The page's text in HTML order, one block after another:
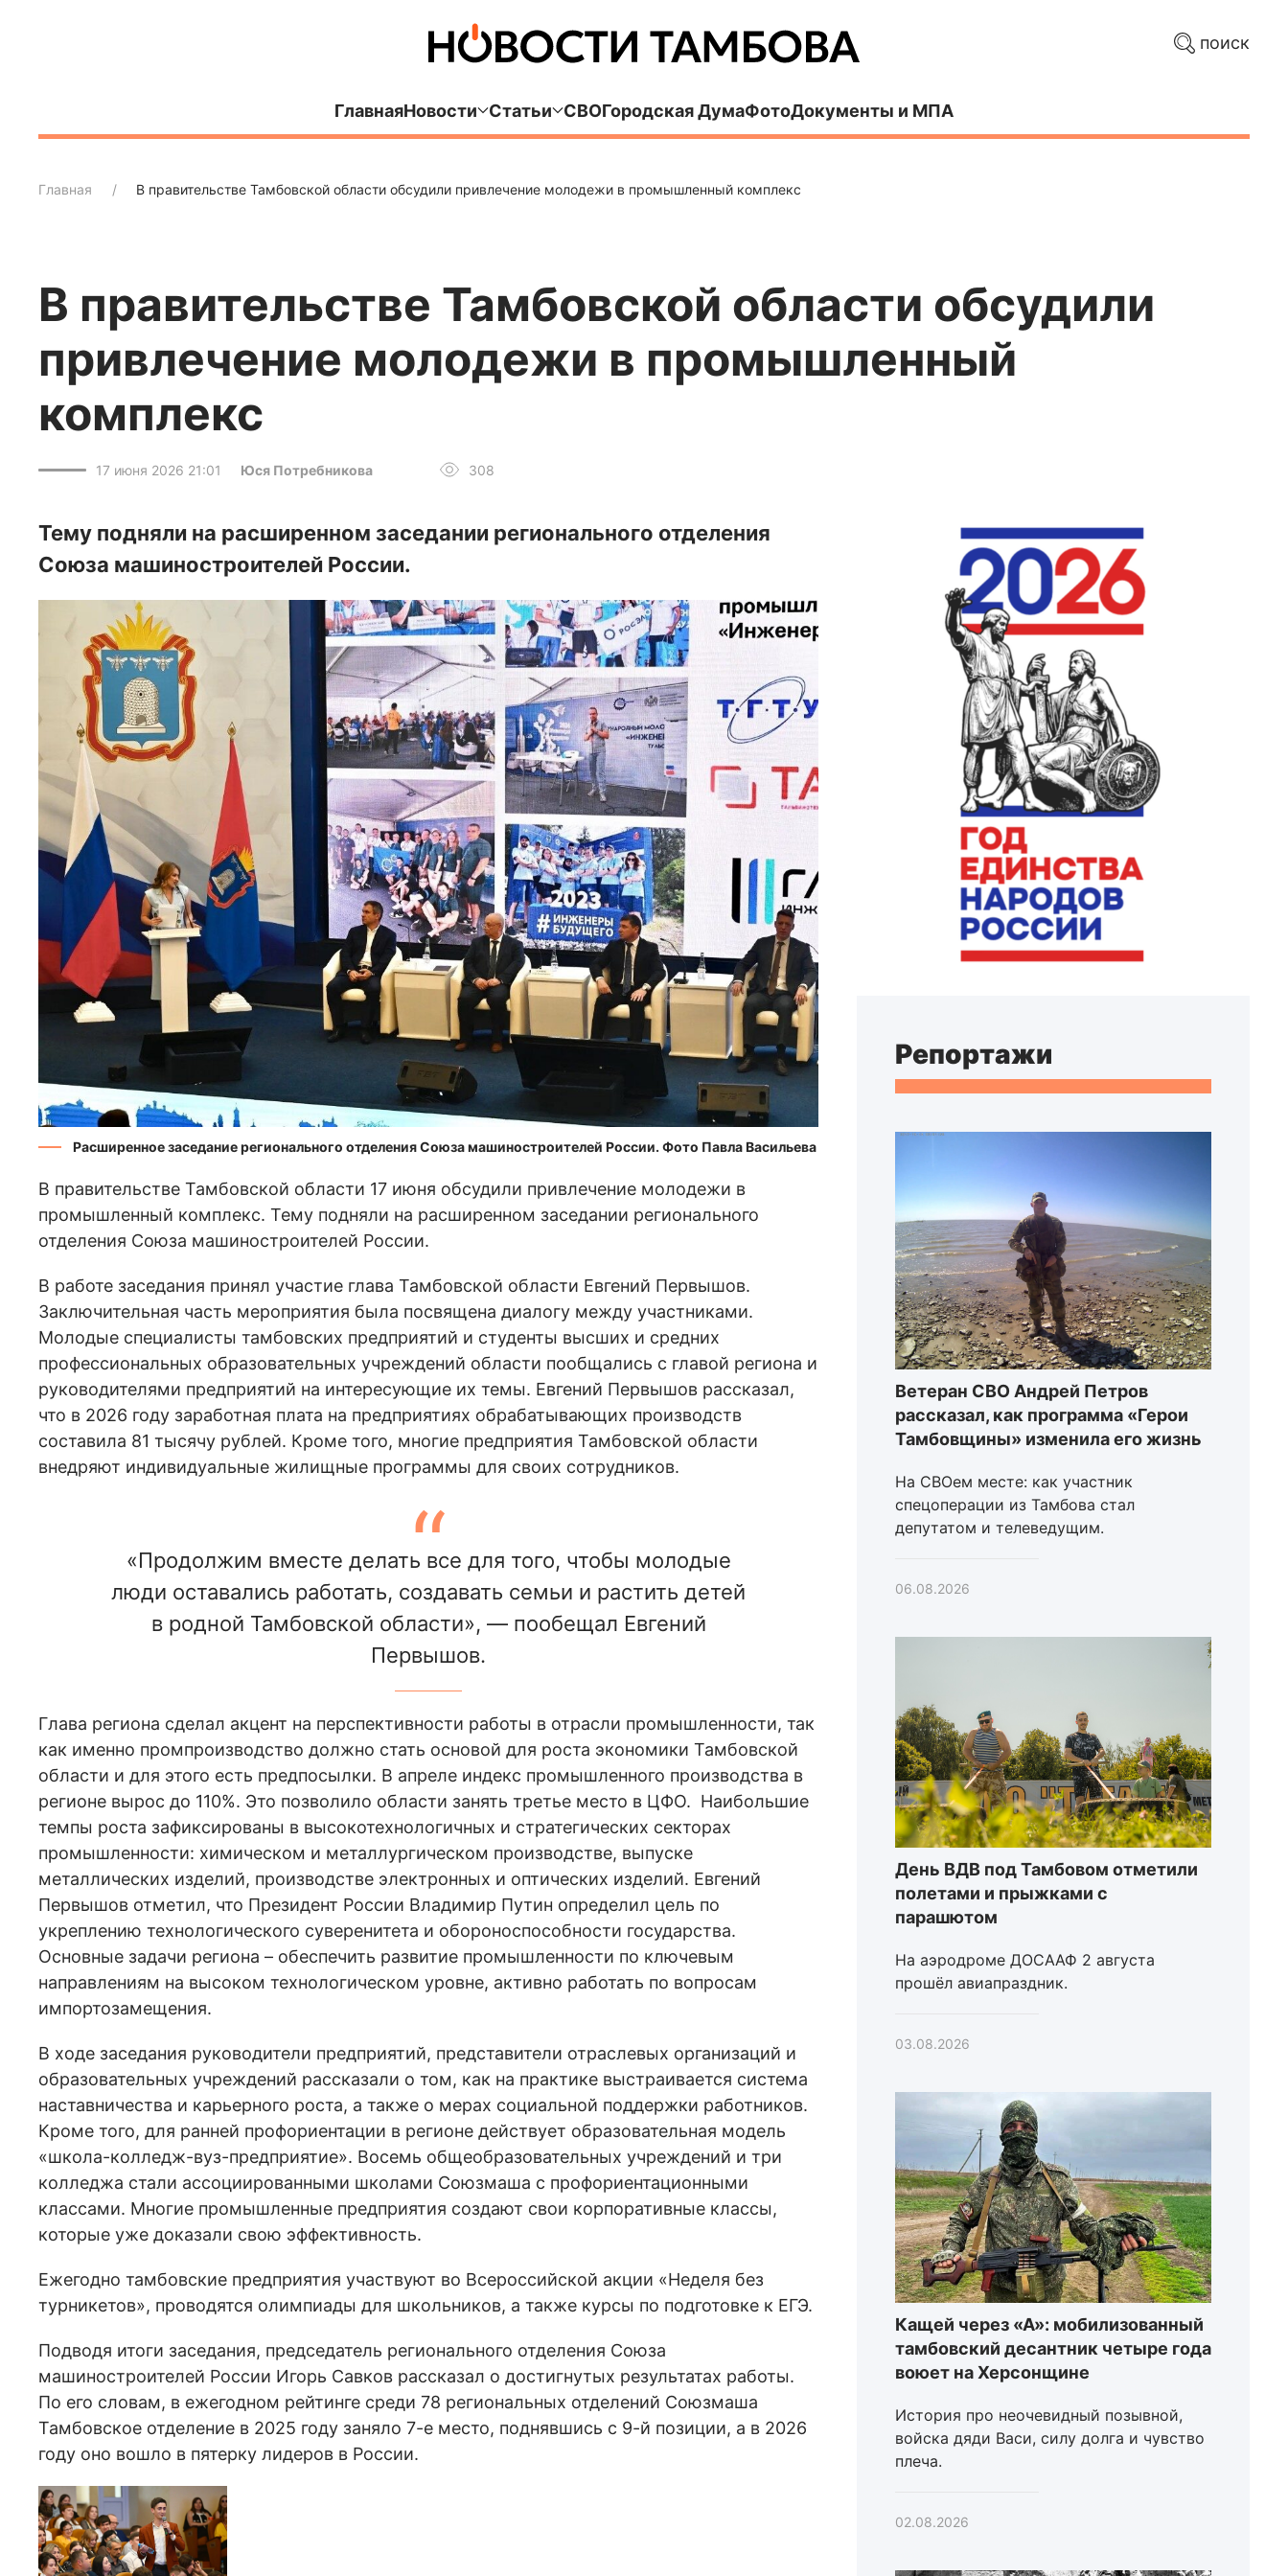
поиск
ГлавнаяНовости Статьи СВОГородская ДумаФотоДокументы и МПА
Главная В правительстве Тамбовской области обсудили привлечение молодежи в промышленный комплекс
В правительстве Тамбовской области обсудили
привлечение молодежи в промышленный
комплекс
17 июня 2026 21:01 Юся Потребникова 308
Тему подняли на расширенном заседании регионального отделения
Союза машиностроителей России.
Расширенное заседание регионального отделения Союза машиностроителей России. Фото Павла Васильева
В правительстве Тамбовской области 17 июня обсудили привлечение молодежи в
промышленный комплекс. Тему подняли на расширенном заседании регионального
отделения Союза машиностроителей России.
В работе заседания принял участие глава Тамбовской области Евгений Первышов.
Заключительная часть мероприятия была посвящена диалогу между участниками.
Молодые специалисты тамбовских предприятий и студенты высших и средних
профессиональных образовательных учреждений области пообщались с главой региона и
руководителями предприятий на интересующие их темы. Евгений Первышов рассказал,
что в 2026 году заработная плата на предприятиях обрабатывающих производств
составила 81 тысячу рублей. Кроме того, многие предприятия Тамбовской области
внедряют индивидуальные жилищные программы для своих сотрудников.
«Продолжим вместе делать все для того, чтобы молодые
люди оставались работать, создавать семьи и растить детей
в родной Тамбовской области», — пообещал Евгений
Первышов.
Глава региона сделал акцент на перспективности работы в отрасли промышленности, так
как именно промпроизводство должно стать основой для роста экономики Тамбовской
области и для этого есть предпосылки. В апреле индекс промышленного производства в
регионе вырос до 110%. Это позволило области занять третье место в ЦФО. Наибольшие
темпы роста зафиксированы в высокотехнологичных и стратегических секторах
промышленности: химическом и металлургическом производстве, выпуске
металлических изделий, производстве электронных и оптических изделий. Евгений
Первышов отметил, что Президент России Владимир Путин определил цель по
укреплению технологического суверенитета и обороноспособности государства.
Основные задачи региона – обеспечить развитие промышленности по ключевым
направлениям на высоком технологическом уровне, активно работать по вопросам
импортозамещения.
В ходе заседания руководители предприятий, представители отраслевых организаций и
образовательных учреждений рассказали о том, как на практике выстраивается система
наставничества и карьерного роста, а также о мерах социальной поддержки работников.
Кроме того, для ранней профориентации в регионе действует образовательная модель
«школа-колледж-вуз-предприятие». Восемь общеобразовательных учреждений и три
колледжа стали ассоциированными школами Союзмаша с профориентационными
классами. Многие промышленные предприятия создают свои корпоративные классы,
которые уже доказали свою эффективность.
Ежегодно тамбовские предприятия участвуют во Всероссийской акции «Неделя без
турникетов», проводятся олимпиады для школьников, а также курсы по подготовке к ЕГЭ.
Подводя итоги заседания, председатель регионального отделения Союза
машиностроителей России Игорь Савков рассказал о достигнутых результатах работы.
По его словам, в ежегодном рейтинге среди 78 региональных отделений Союзмаша
Тамбовское отделение в 2025 году заняло 7-е место, поднявшись с 9-й позиции, а в 2026
году оно вошло в пятерку лидеров в России.
Репортажи
Ветеран СВО Андрей Петров
рассказал, как программа «Герои
Тамбовщины» изменила его жизнь
На СВОем месте: как участник
спецоперации из Тамбова стал
депутатом и телеведущим.
06.08.2026
День ВДВ под Тамбовом отметили
полетами и прыжками с
парашютом
На аэродроме ДОСААФ 2 августа
прошёл авиапраздник.
03.08.2026
Кащей через «А»: мобилизованный
тамбовский десантник четыре года
воюет на Херсонщине
История про неочевидный позывной,
войска дяди Васи, силу долга и чувство
плеча.
02.08.2026